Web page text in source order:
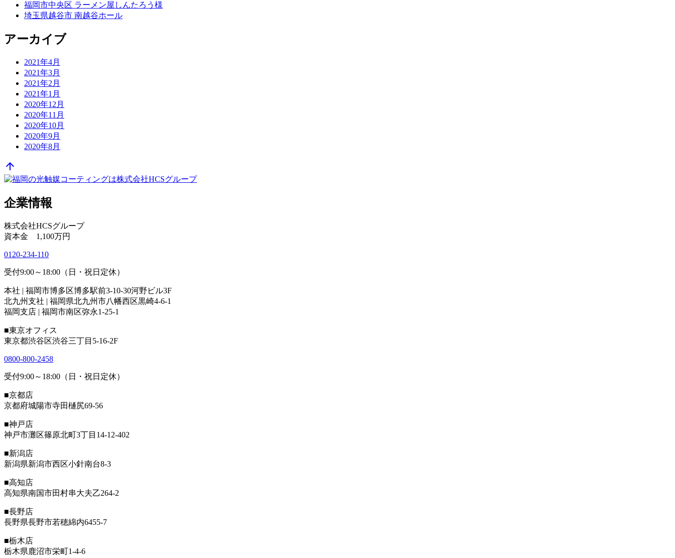
福岡市中央区 ラーメン屋しんたろう様
埼玉県越谷市 南越谷ホール
アーカイブ
2021年4月
2021年3月
2021年2月
2021年1月
2020年12月
2020年11月
2020年10月
2020年9月
2020年8月
arrow_upward
企業情報
株式会社HCSグループ
資本金 1,100万円
0120-234-110
受付9:00～18:00（日・祝日定休）
本社 | 福岡市博多区博多駅前3-10-30河野ビル3F
北九州支社 | 福岡県北九州市八幡西区黒崎4-6-1
福岡支店 | 福岡市南区弥永1-25-1
■東京オフィス
東京都渋谷区渋谷三丁目5-16-2F
0800-800-2458
受付9:00～18:00（日・祝日定休）
■京都店
京都府城陽市寺田樋尻69-56
■神戸店
神戸市灘区篠原北町3丁目14-12-402
■新潟店
新潟県新潟市西区小針南台8-3
■高知店
高知県南国市田村串大夫乙264-2
■長野店
長野県長野市若穂綿内6455-7
■栃木店
栃木県鹿沼市栄町1-4-6